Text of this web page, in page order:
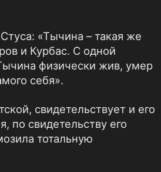
«Тычина – такая же
и Курбас. С одной
физически жив, умер
себя».
свидетельствует и его
по свидетельству его
тотальную